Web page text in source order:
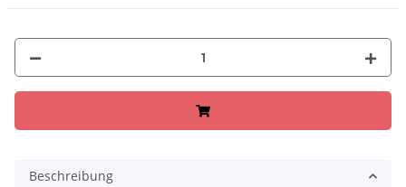
Beschreibung